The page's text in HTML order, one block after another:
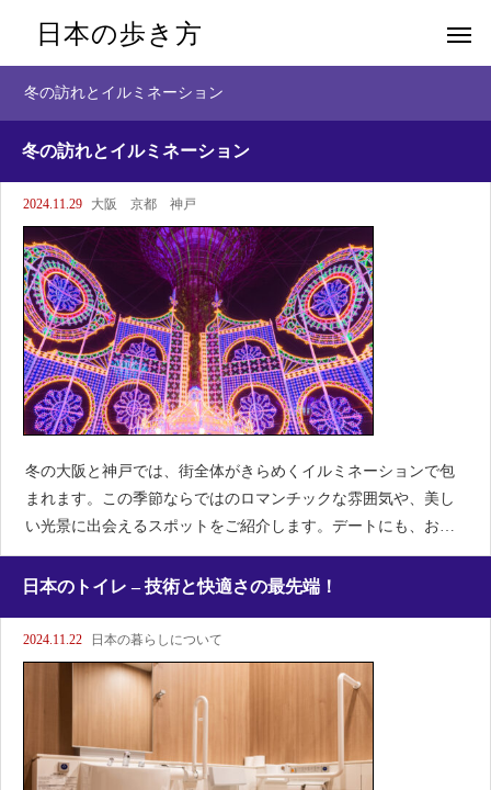
日本の歩き方
冬の訪れとイルミネーション
冬の訪れとイルミネーション
2024.11.29 大阪 京都 神戸
冬の大阪と神戸では、街全体がきらめくイルミネーションで包
まれます。この季節ならではのロマンチックな雰囲気や、美し
い光景に出会えるスポットをご紹介します。デートにも、お友
達とのお出かけにもぴったりですよ！中之島イルミネーション
ストリート水の都・大阪らしい中之島の川沿いは、ライトアッ
日本のトイレ – 技術と快適さの最先端！
2024.11.22 日本の暮らしについて